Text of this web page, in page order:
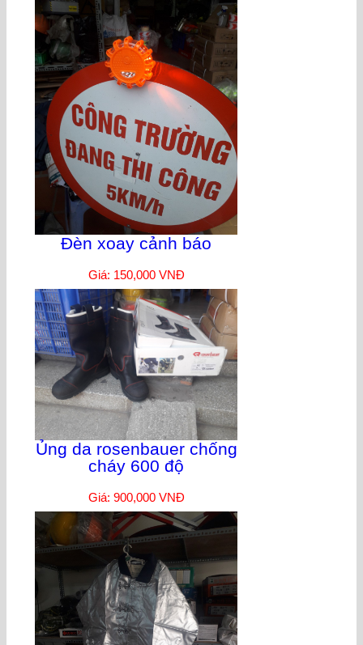
Đèn xoay cảnh báo
Giá: 150,000 VNĐ
Ủng da rosenbauer chống
cháy 600 độ
Giá: 900,000 VNĐ